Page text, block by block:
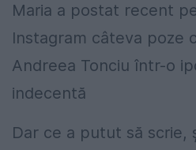
Maria a postat recent
Instagram câteva poze
Andreea Tonciu într-o
indecentă
Dar ce a putut să scrie,